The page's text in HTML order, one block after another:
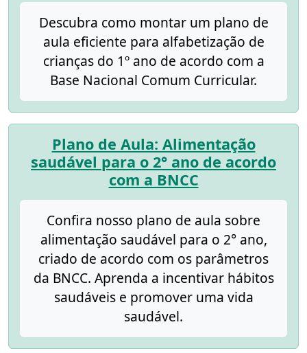
Descubra como montar um plano de
aula eficiente para alfabetização de
crianças do 1º ano de acordo com a
Base Nacional Comum Curricular.
Plano de Aula: Alimentação
saudável para o 2° ano de acordo
com a BNCC
Confira nosso plano de aula sobre
alimentação saudável para o 2° ano,
criado de acordo com os parâmetros
da BNCC. Aprenda a incentivar hábitos
saudáveis e promover uma vida
saudável.